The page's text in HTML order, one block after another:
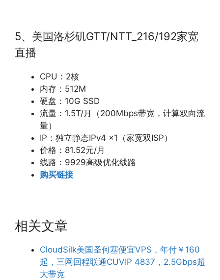
5、美国洛杉矶GTT/NTT_216/192家宽
直播
CPU：2核
内存：512M
硬盘：10G SSD
流量：1.5T/月（200Mbps带宽，计算双向流
量）
IP：独立静态IPv4 x1（家宽双ISP）
价格：81.52元/月
线路：9929高级优化线路
购买链接
相关文章
CloudSilk美国圣何塞便宜VPS，年付￥160
起，三网回程联通CUVIP 4837，2.5Gbps超
大带宽